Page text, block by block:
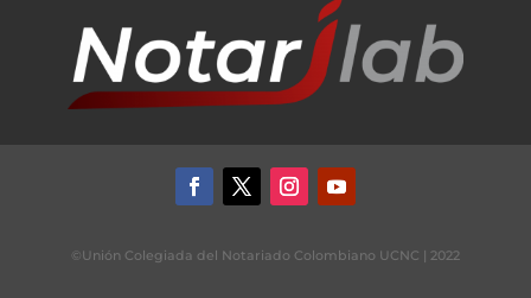
©Unión Colegiada del Notariado Colombiano UCNC | 2022